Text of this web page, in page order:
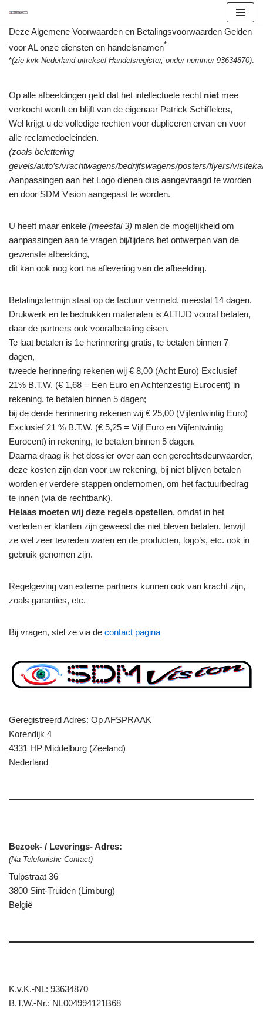
Ga
naar
de
Deze Algemene Voorwaarden en Betalingsvoorwaarden Gelden
voor AL onze diensten en handelsnamen*
*(zie kvk Nederland uitreksel Handelsregister, onder nummer 93634870).
Op alle afbeeldingen geld dat het intellectuele recht niet mee
verkocht wordt en blijft van de eigenaar Patrick Schiffelers,
Wel krijgt u de volledige rechten voor dupliceren ervan en voor
alle reclamedoeleinden.
(zoals belettering
gevels/auto’s/vrachtwagens/bedrijfswagens/posters/flyers/
Aanpassingen aan het Logo dienen dus aangevraagd te worden
en door SDM Vision aangepast te worden.
U heeft maar enkele (meestal 3) malen de mogelijkheid om
aanpassingen aan te vragen bij/tijdens het ontwerpen van de
gewenste afbeelding,
dit kan ook nog kort na aflevering van de afbeelding.
Betalingstermijn staat op de factuur vermeld, meestal 14 dagen.
Drukwerk en te bedrukken materialen is ALTIJD vooraf betalen,
daar de partners ook voorafbetaling eisen.
Te laat betalen is 1e herinnering gratis, te betalen binnen 7
dagen,
tweede herinnering rekenen wij € 8,00 (Acht Euro) Exclusief
21% B.T.W. (€ 1,68 = Een Euro en Achtenzestig Eurocent) in
rekening, te betalen binnen 5 dagen;
bij de derde herinnering rekenen wij € 25,00 (Vijfentwintig Euro)
Exclusief 21 % B.T.W. (€ 5,25 = Vijf Euro en Vijfentwintig
Eurocent) in rekening, te betalen binnen 5 dagen.
Daarna draag ik het dossier over aan een gerechtsdeurwaarder,
deze kosten zijn dan voor uw rekening, bij niet blijven betalen
worden er verdere stappen ondernomen, om het factuurbedrag
te innen (via de rechtbank).
Helaas moeten wij deze regels opstellen, omdat in het
verleden er klanten zijn geweest die niet bleven betalen, terwijl
ze wel zeer tevreden waren en de producten, logo’s, etc. ook in
gebruik genomen zijn.
Regelgeving van externe partners kunnen ook van kracht zijn,
zoals garanties, etc.
Bij vragen, stel ze via de contact pagina
Geregistreerd Adres: Op AFSPRAAK
Korendijk 4
4331 HP Middelburg (Zeeland)
Nederland
Bezoek- / Leverings- Adres:
(Na Telefonishc Contact)
Tulpstraat 36
3800 Sint-Truiden (Limburg)
België
K.v.K.-NL: 93634870
B.T.W.-Nr.: NL004994121B68